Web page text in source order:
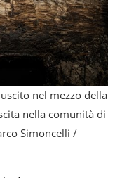
nel mezzo della
nella comunità di
Simoncelli /